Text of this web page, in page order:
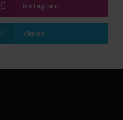
Instagram
Vimeo